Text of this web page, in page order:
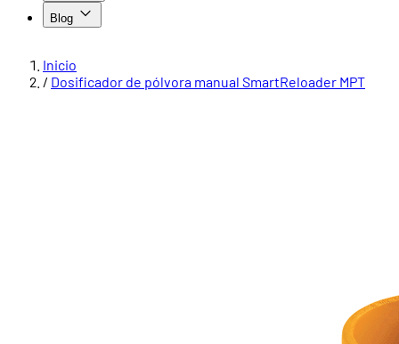
Blog
Inicio
/ Dosificador de pólvora manual SmartReloader MPT